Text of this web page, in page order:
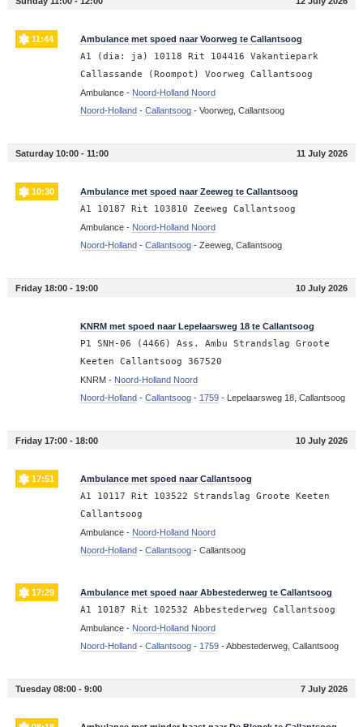
11:44 Ambulance met spoed naar Voorweg te Callantsoog
A1 (dia: ja) 10118 Rit 104416 Vakantiepark
Callassande (Roompot) Voorweg Callantsoog
Ambulance - Noord-Holland Noord
Noord-Holland- Callantsoog- Voorweg, Callantsoog
Saturday 10:00 - 11:00 11 July 2026
10:30 Ambulance met spoed naar Zeeweg te Callantsoog
A1 10187 Rit 103810 Zeeweg Callantsoog
Ambulance - Noord-Holland Noord
Noord-Holland- Callantsoog- Zeeweg, Callantsoog
Friday 18:00 - 19:00 10 July 2026
KNRM met spoed naar Lepelaarsweg 18 te Callantsoog
P1 SNH-06 (4466) Ass. Ambu Strandslag Groote
Keeten Callantsoog 367520
KNRM - Noord-Holland Noord
Noord-Holland- Callantsoog- 1759- Lepelaarsweg 18, Callantsoog
Friday 17:00 - 18:00 10 July 2026
17:51 Ambulance met spoed naar Callantsoog
A1 10117 Rit 103522 Strandslag Groote Keeten
Callantsoog
Ambulance - Noord-Holland Noord
Noord-Holland- Callantsoog- Callantsoog
17:29 Ambulance met spoed naar Abbestederweg te Callantsoog
A1 10187 Rit 102532 Abbestederweg Callantsoog
Ambulance - Noord-Holland Noord
Noord-Holland- Callantsoog- 1759-Abbestederweg, Callantsoog
Tuesday 08:00 - 9:00 7 July 2026